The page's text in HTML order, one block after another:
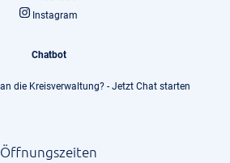
Instagram
Chatbot
die Kreisverwaltung? - Jetzt Chat starten
Öffnungszeiten